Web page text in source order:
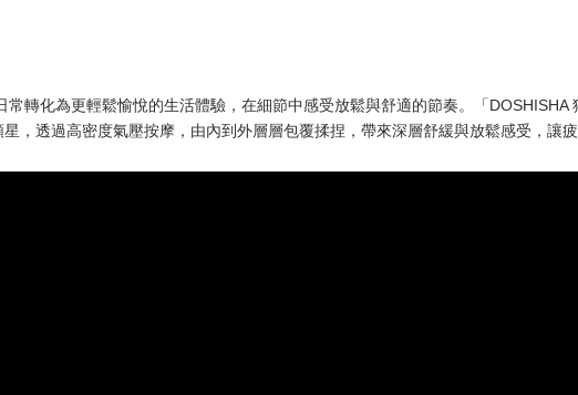
轉化為更輕鬆愉悅的生活體驗，在細節中感受放鬆與舒適的節奏。「
，透過高密度氣壓按摩，由內到外層層包覆揉捏，帶來深層舒緩與放鬆感受，讓